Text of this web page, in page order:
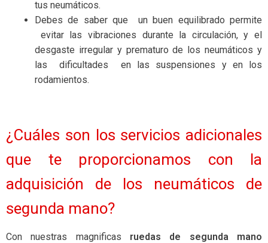
tus neumáticos.
Debes de saber que un buen equilibrado permite
evitar las vibraciones durante la circulación, y el
desgaste irregular y prematuro de los neumáticos y
las dificultades en las suspensiones y en los
rodamientos.
¿Cuáles son los servicios adicionales
que te proporcionamos con la
adquisición de los neumáticos de
segunda mano?
Con nuestras magnificas ruedas de segunda mano